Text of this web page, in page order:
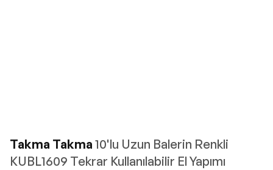
Takma Takma 10'lu Uzun Balerin Renkli
KUBL1609 Tekrar Kullanılabilir El Yapımı